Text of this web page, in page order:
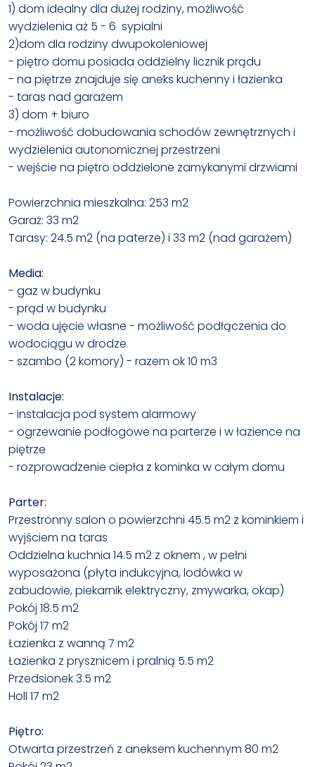
1) dom idealny dla dużej rodziny, możliwość
wydzielenia aż 5 - 6 sypialni
2)dom dla rodziny dwupokoleniowej
- piętro domu posiada oddzielny licznik prądu
- na piętrze znajduje się aneks kuchenny i łazienka
- taras nad garażem
3) dom + biuro
- możliwość dobudowania schodów zewnętrznych i
wydzielenia autonomicznej przestrzeni
- wejście na piętro oddzielone zamykanymi drzwiami
Powierzchnia mieszkalna: 253 m2
Garaż: 33 m2
Tarasy: 24.5 m2 (na paterze) i 33 m2 (nad garażem)
Media:
- gaz w budynku
- prąd w budynku
- woda ujęcie własne - możliwość podłączenia do
wodociągu w drodze
- szambo (2 komory) - razem ok 10 m3
Instalacje:
- instalacja pod system alarmowy
- ogrzewanie podłogowe na parterze i w łazience na
piętrze
- rozprowadzenie ciepła z kominka w całym domu
Parter:
Przestronny salon o powierzchni 45.5 m2 z kominkiem i
wyjściem na taras
Oddzielna kuchnia 14.5 m2 z oknem , w pełni
wyposażona (płyta indukcyjna, lodówka w
zabudowie, piekarnik elektryczny, zmywarka, okap)
Pokój 18.5 m2
Pokój 17 m2
Łazienka z wanną 7 m2
Łazienka z prysznicem i pralnią 5.5 m2
Przedsionek 3.5 m2
Holl 17 m2
Piętro:
Otwarta przestrzeń z aneksem kuchennym 80 m2